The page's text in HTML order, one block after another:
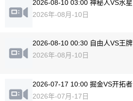
2026-08-10 03:00 神秘人VS水星
2026年-08月-10日
2026-08-10 00:30 自由人VS王牌
2026年-08月-10日
2026-07-17 10:00 掘金VS开拓者
2026年-07月-17日